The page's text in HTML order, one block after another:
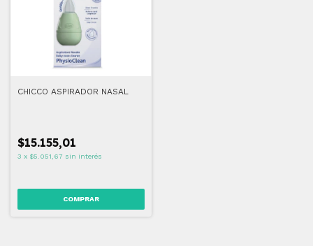
CHICCO ASPIRADOR NASAL
$15.155,01
3 x $5.051,67 sin interés